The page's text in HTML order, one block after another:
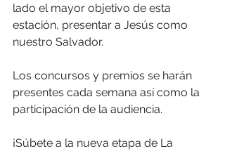
lado el mayor objetivo de esta
estación, presentar a Jesús como
nuestro Salvador.
Los concursos y premios se harán
presentes cada semana así como la
participación de la audiencia.
¡Súbete a la nueva etapa de La